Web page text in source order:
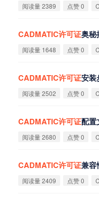
阅读量 2389 点赞 0
CADMATIC许可证奥秘
阅读量 1648 点赞 0
CADMATIC许可证安装
阅读量 2502 点赞 0
CADMATIC许可证配置
阅读量 2680 点赞 0
CADMATIC许可证兼容
阅读量 2409 点赞 0